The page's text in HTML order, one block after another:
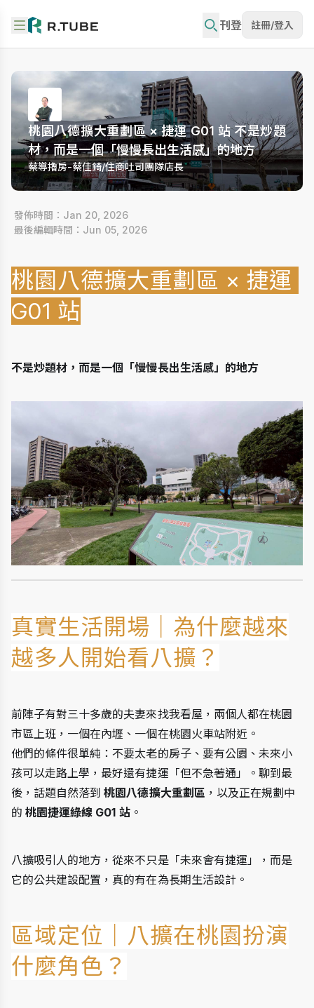
刊登 註冊/登入
桃園八德擴大重劃區 × 捷運 G01 站 不是炒題
材，而是一個「慢慢長出生活感」的地方
蔡導擼房-蔡佳錡/住商吐司團隊店長
發佈時間：Jan 20, 2026
最後編輯時間：Jun 05, 2026
桃園八德擴大重劃區 × 捷運
G01 站
不是炒題材，而是一個「慢慢長出生活感」的地方
真實生活開場｜為什麼越來
越多人開始看八擴？
前陣子有對三十多歲的夫妻來找我看屋，兩個人都在桃園
市區上班，一個在內壢、一個在桃園火車站附近。
他們的條件很單純：不要太老的房子、要有公園、未來小
孩可以走路上學，最好還有捷運「但不急著通」。聊到最
後，話題自然落到 桃園八德擴大重劃區 ，以及正在規劃中
的 桃園捷運綠線 G01 站。
八擴吸引人的地方，從來不只是「未來會有捷運」，而是
它的公共建設配置，真的有在為長期生活設計。
區域定位｜八擴在桃園扮演
什麼角色？